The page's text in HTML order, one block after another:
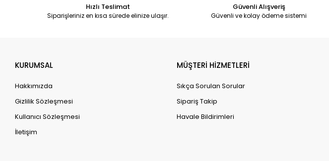
Can Çocuk Yayınları
Can Yayınları
çeyizimhome
clean rose
Craftomat
Dekor
Hızlı Teslimat
Siparişleriniz en kısa sürede elinize ulaşır.
Güvenli Alışveriş
Güvenli ve kolay ödeme sistemi
KURUMSAL
Hakkımızda
Gizlilik Sözleşmesi
Kullanıcı Sözleşmesi
İletişim
MÜŞTERİ HİZMETLERİ
Sıkça Sorulan Sorular
Sipariş Takip
Havale Bildirimleri